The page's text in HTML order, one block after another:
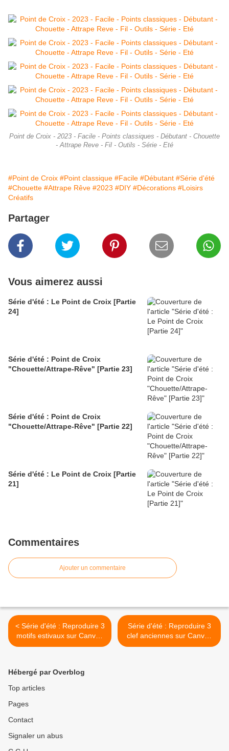
Point de Croix - 2023 - Facile - Points classiques - Débutant - Chouette
- Attrape Reve - Fil - Outils - Série - Eté
#Point de Croix #Point classique #Facile #Débutant #Série d'été
#Chouette #Attrape Rêve #2023 #DIY #Décorations #Loisirs
Créatifs
Partager
Vous aimerez aussi
Série d'été : Le Point de Croix [Partie
24]
Série d'été : Point de Croix
"Chouette/Attrape-Rêve" [Partie 23]
Série d'été : Point de Croix
"Chouette/Attrape-Rêve" [Partie 22]
Série d'été : Le Point de Croix [Partie
21]
Commentaires
Ajouter un commentaire
< Série d'été : Reproduire 3
motifs estivaux sur Canvas
Workspace
Série d'été : Reproduire 3
clef anciennes sur Canvas
Workspace >
Hébergé par Overblog
Top articles
Pages
Contact
Signaler un abus